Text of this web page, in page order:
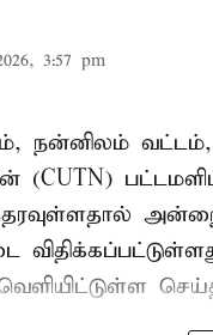
3:57 pm
நன்னிலம்
(CUTN)
செய்தி